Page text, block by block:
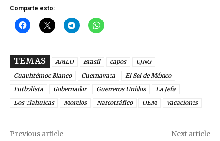
Comparte esto:
TEMAS AMLO Brasil capos
CJNG
Cuauhtémoc Blanco
Cuernavaca
El Sol de México
Futbolista
Gobernador Guerreros Unidos
La Jefa
Los Tlahuicas
Morelos Narcotráfico OEM Vacaciones
Previous article Next article